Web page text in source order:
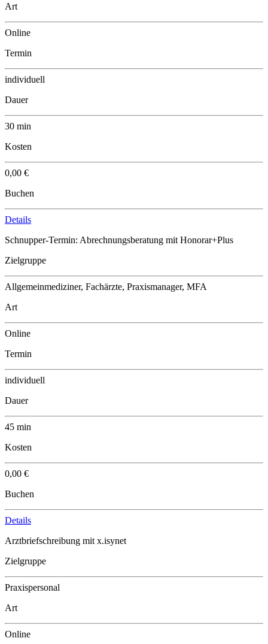
Art
Online
Termin
individuell
Dauer
30 min
Kosten
0,00 €
Buchen
Details
Schnupper-Termin: Abrechnungsberatung mit Honorar+Plus
Zielgruppe
Allgemeinmediziner, Fachärzte, Praxismanager, MFA
Art
Online
Termin
individuell
Dauer
45 min
Kosten
0,00 €
Buchen
Details
Arztbriefschreibung mit x.isynet
Zielgruppe
Praxispersonal
Art
Online